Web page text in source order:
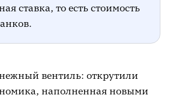
ставка, то есть стоимость
вентиль: открутили
наполненная новыми